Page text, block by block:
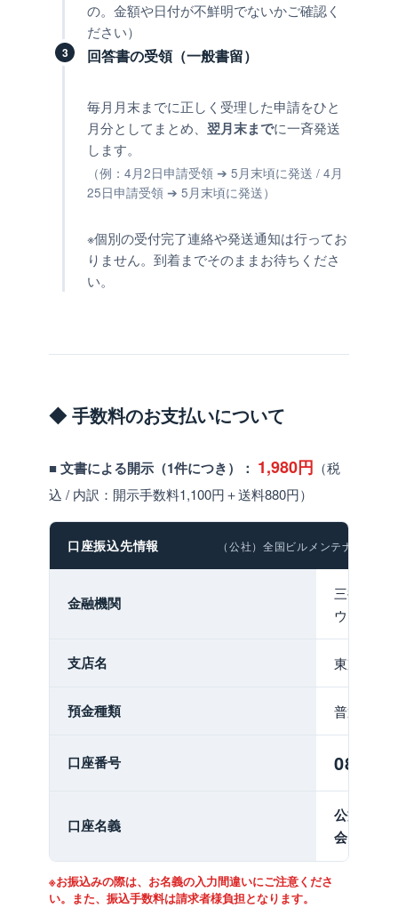
の。金額や日付が不鮮明でないかご確認く
ださい）
3 回答書の受領（一般書留）
毎月月末までに正しく受理した申請をひと
月分としてまとめ、 翌月末までに一斉発送
します。
（例：4月2日申請受領 ➔ 5月末頃に発送 / 4月
25日申請受領 ➔ 5月末頃に発送）
※個別の受付完了連絡や発送通知は行ってお
りません。到着までそのままお待ちくださ
い。
◆ 手数料のお支払いについて
■文書による開示（1件につき）： 1,980円 （税
込 / 内訳：開示手数料1,100円＋送料880円）
口座振込先情報 （公社）全国ビルメンテナンス
金融機関
三井住友
ウ）
支店名 東京公務
預金種類 普通
口座番号
口座名義
公益社団
会
※お振込みの際は、お名義の入力間違いにご注意くださ
い。また、振込手数料は請求者様負担となります。